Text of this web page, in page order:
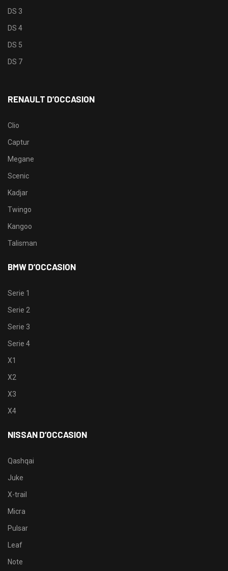
DS 3
DS 4
DS 5
DS 7
RENAULT D’OCCASION
Clio
Captur
Megane
Scenic
Kadjar
Twingo
Kangoo
Talisman
BMW D’OCCASION
Serie 1
Serie 2
Serie 3
Serie 4
X1
X2
X3
X4
NISSAN D’OCCASION
Qashqai
Juke
X-trail
Micra
Pulsar
Leaf
Note